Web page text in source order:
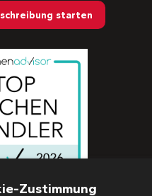
Zustimmung
starten